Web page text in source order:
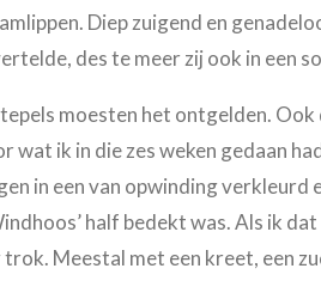
Diep zuigend en
des te meer zij ook in een
moesten het ontgelden.
wat ik in die zes weken gedaan
in een van opwinding
half bedekt was. Als ik
Meestal met een kreet, een